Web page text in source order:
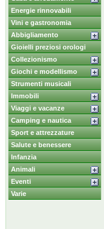
Energie rinnovabili
Vini e gastronomia
Abbigliamento
Gioielli preziosi orologi
Collezionismo
Giochi e modellismo
Strumenti musicali
Immobili
Viaggi e vacanze
Camping e nautica
Sport e attrezzature
Salute e benessere
Infanzia
Animali
Eventi
Varie